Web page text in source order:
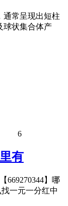
常呈现出短柱
球状集合体产
6
有
669270344】哪
一元一分红中